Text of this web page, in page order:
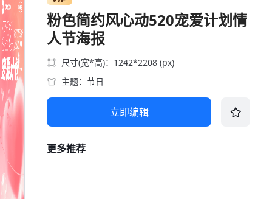
粉色简约风心动520宠爱计划情
人节海报
尺寸(宽*高)：1242*2208 (px)
主题：节日
立即编辑
更多推荐